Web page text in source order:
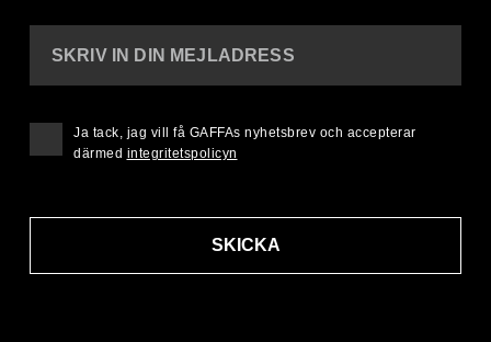
SKRIV IN DIN MEJLADRESS
SKICKA
Ja tack, jag vill få GAFFAs nyhetsbrev och accepterar
därmed integritetspolicyn